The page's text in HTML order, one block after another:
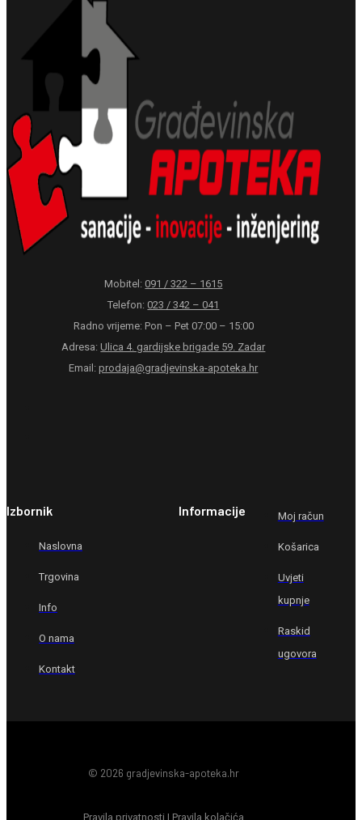
Mobitel:091 / 322 – 1615
Telefon:023 / 342 – 041
Radno vrijeme: Pon – Pet 07:00 – 15:00
Adresa:Ulica 4. gardijske brigade 59. Zadar
Email:prodaja@gradjevinska-apoteka.hr
Izbornik
Naslovna
Trgovina
Info
O nama
Kontakt
Informacije Moj račun
Košarica
Uvjeti
kupnje
Raskid
ugovora
© 2026 gradjevinska-apoteka.hr
Pravila privatnosti | Pravila kolačića